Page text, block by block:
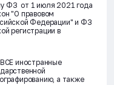
ФЗ от 1 июля 2021 года
"О правовом
Федерации" и ФЗ
регистрации в
иностранные
а также